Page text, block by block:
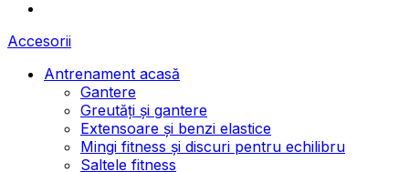
Accesorii
Antrenament acasă
Gantere
Greutăți și gantere
Extensoare și benzi elastice
Mingi fitness și discuri pentru echilibru
Saltele fitness